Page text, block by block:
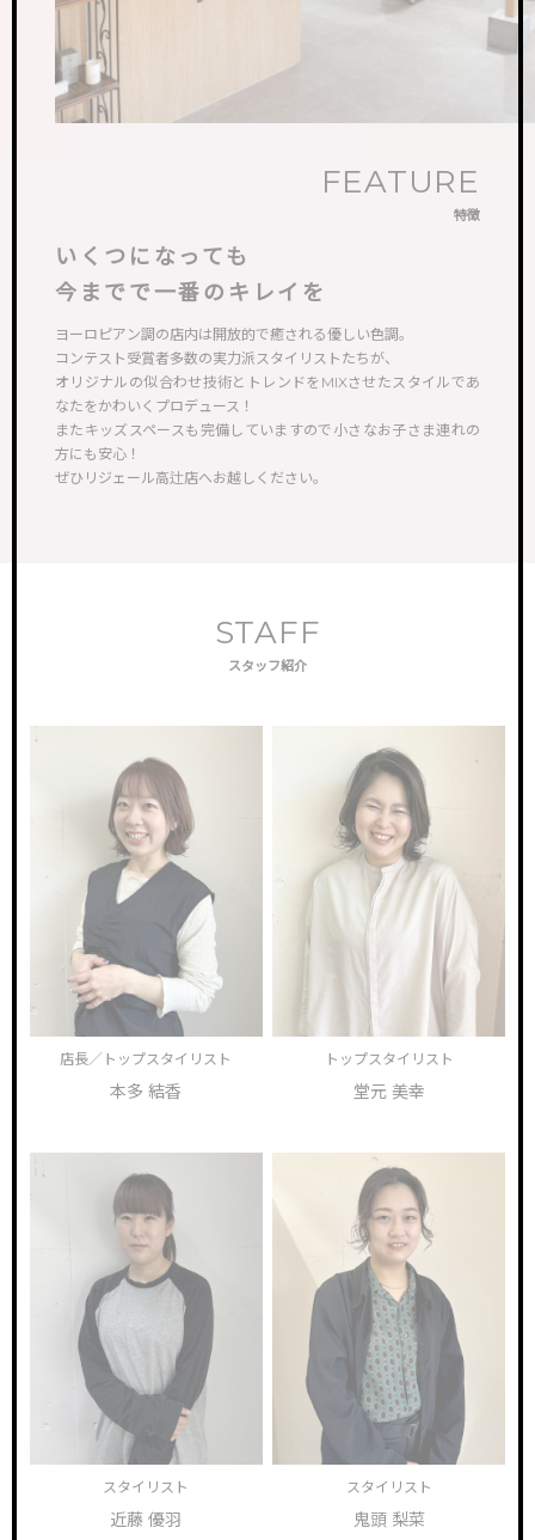
FEATURE
特徴
いくつになっても
今までで一番のキレイを
ヨーロピアン調の店内は開放的で癒される優しい色調。
コンテスト受賞者多数の実力派スタイリストたちが、
オリジナルの似合わせ技術とトレンドをMIXさせたスタイルであ
なたをかわいくプロデュース！
またキッズスペースも完備していますので小さなお子さま連れの
方にも安心！
ぜひリジェール高辻店へお越しください。
STAFF
スタッフ紹介
店長／トップスタイリスト
本多 結香
トップスタイリスト
堂元 美幸
スタイリスト
近藤 優羽
スタイリスト
鬼頭 梨菜